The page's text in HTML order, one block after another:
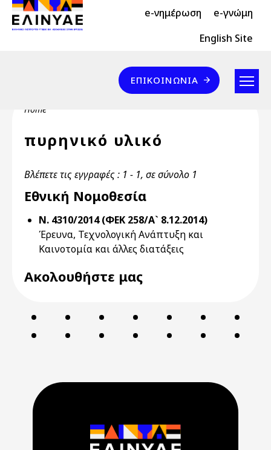
Skip to main content
Header Top 2 e-νημέρωση e-γνώμη
Header Top English Site
Επικοινωνία
ΕΠΙΚΟΙΝΩΝΊΑ
Breadcrumb
Home
πυρηνικό υλικό
Βλέπετε τις εγγραφές : 1 - 1, σε σύνολο 1
Εθνική Νομοθεσία
Ν. 4310/2014 (ΦΕΚ 258/Α` 8.12.2014)
Έρευνα, Τεχνολογική Ανάπτυξη και
Καινοτομία και άλλες διατάξεις
Ακολουθήστε μας